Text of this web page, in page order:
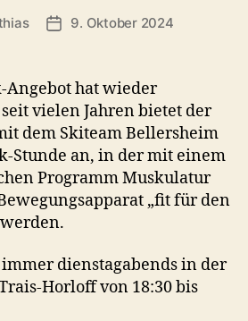
Veröffentlichungsdatum
9. Oktober 2024
Angebot hat wieder
vielen Jahren bietet der
dem Skiteam Bellersheim
Stunde an, in der mit einem
Programm Muskulatur
„fit für den
dienstagabends in der
Horloff von 18:30 bis